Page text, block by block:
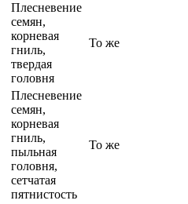
Плесневение
семян,
корневая
гниль,
твердая
головня
То же
Плесневение
семян,
корневая
гниль,
пыльная
головня,
сетчатая
пятнистость
То же